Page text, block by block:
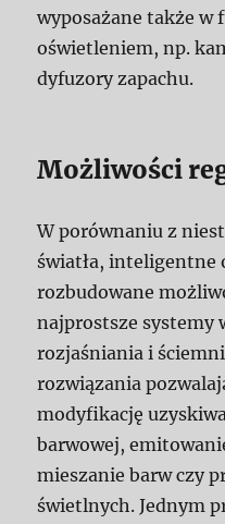
wyposażane także w
oświetleniem, np.
dyfuzory zapachu.
Możliwości
W porównaniu z
światła, inteligentne
rozbudowane
najprostsze systemy
rozjaśniania i
rozwiązania
modyfikację
barwowej,
mieszanie barw czy
świetlnych. Jednym